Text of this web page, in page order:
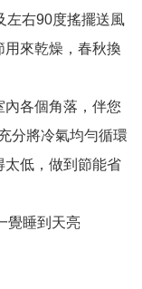
左右90度搖擺送風
來乾燥，春秋換
各個角落，伴您
分將冷氣均勻循環
太低，做到節能省
覺睡到天亮